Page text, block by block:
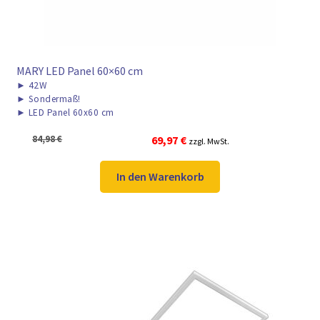
MARY LED Panel 60×60 cm
► 42W
► Sondermaß!
► LED Panel 60x60 cm
84,98€
Ursprünglicher
Preis
war:
84,98 €
69,97 €Aktueller
Preis
ist:
69,97 €.
zzgl. MwSt.
In den Warenkorb